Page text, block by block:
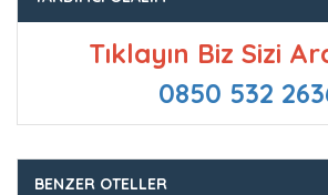
Tıklayın Biz Sizi
0850 532
BENZER OTELLER